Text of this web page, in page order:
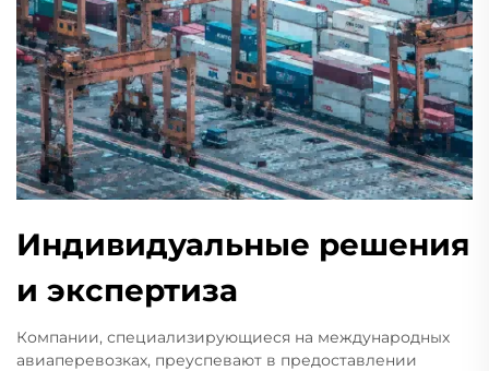
Индивидуальные решения
и экспертиза
Компании, специализирующиеся на международных
авиаперевозках, преуспевают в предоставлении